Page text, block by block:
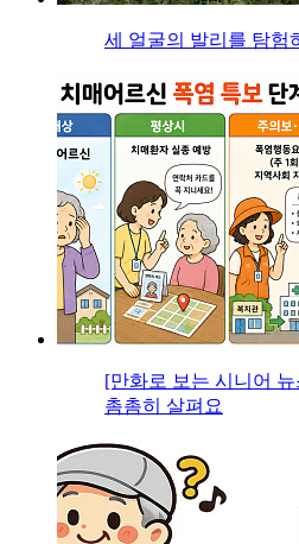
세 얼굴의 발리를 탐험
[만화로 보는 시니어
촘촘히 살펴요